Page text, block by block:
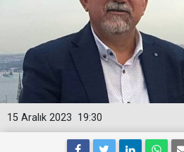
19:30
15 Aralık 2023